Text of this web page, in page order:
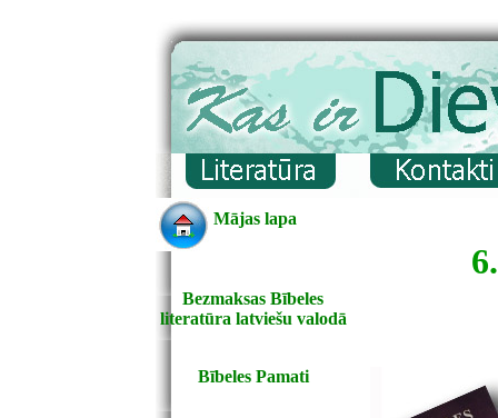
Mājas lapa
Bezmaksas Bībeles
literatūra latviešu valodā
Bībeles Pamati